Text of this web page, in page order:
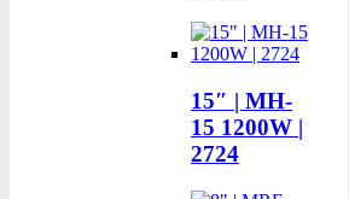
15″ | MH-
15 1200W |
2724